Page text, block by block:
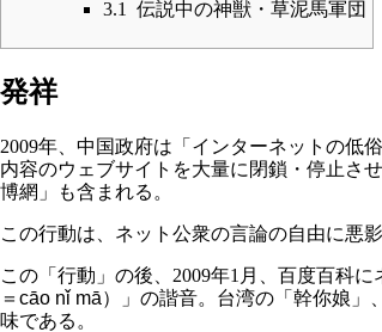
3.1
伝説中の神獣・草泥馬軍団
発祥
2009年、中国政府は「インターネットの低
内容のウェブサイトを大量に閉鎖・停止さ
博網」も含まれる。
この行動は、ネット公衆の言論の自由に悪
この「行動」の後、2009年1月、百度百科
＝ cāo nǐ mā）」の諧音。台湾の「幹你娘」
味である。